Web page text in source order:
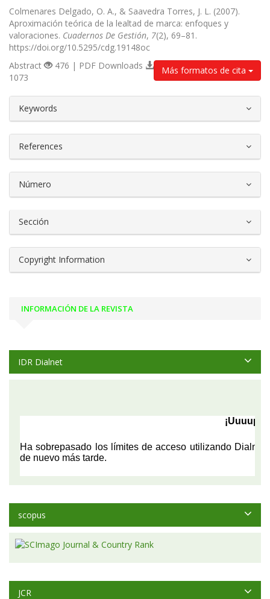
Colmenares Delgado, O. A., & Saavedra Torres, J. L. (2007).
Aproximación teórica de la lealtad de marca: enfoques y
valoraciones. Cuadernos De Gestión, 7(2), 69–81.
https://doi.org/10.5295/cdg.19148oc
Más formatos de cita
Abstract
476 | PDF Downloads
1073
Keywords
References
Número
Sección
Copyright Information
INFORMACIÓN DE LA REVISTA
IDR Dialnet
scopus
JCR